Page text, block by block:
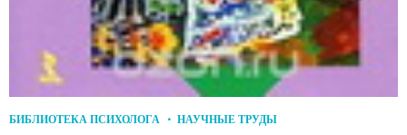
БИБЛИОТЕКА ПСИХОЛОГА НАУЧНЫЕ ТРУДЫ